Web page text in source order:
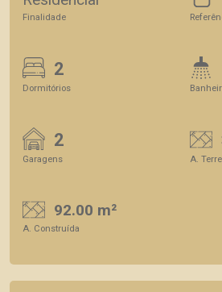
Finalidade
2
Dormitórios
2
Garagens A.
92.00 m²
A. Construída